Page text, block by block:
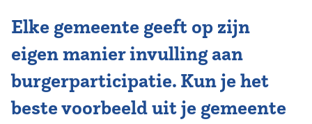
Elke gemeente geeft op zijn
eigen manier invulling aan
burgerparticipatie. Kun je het
beste voorbeeld uit je gemeente